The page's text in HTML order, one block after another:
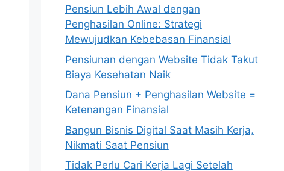
Pensiun Lebih Awal dengan
Penghasilan Online: Strategi
Mewujudkan Kebebasan Finansial
Pensiunan dengan Website Tidak Takut
Biaya Kesehatan Naik
Dana Pensiun + Penghasilan Website =
Ketenangan Finansial
Bangun Bisnis Digital Saat Masih Kerja,
Nikmati Saat Pensiun
Tidak Perlu Cari Kerja Lagi Setelah